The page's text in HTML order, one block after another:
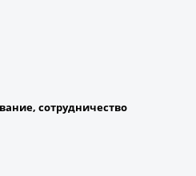
cотрудничество